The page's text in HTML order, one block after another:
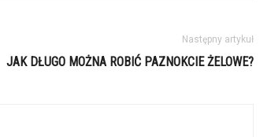
Następny artykuł
JAK DŁUGO MOŻNA ROBIĆ PAZNOKCIE ŻELOWE?